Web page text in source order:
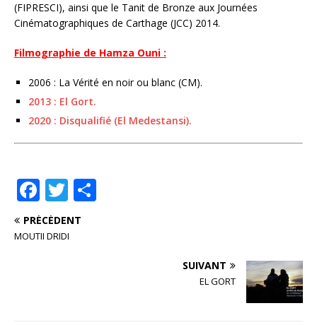
(FIPRESCI), ainsi que le Tanit de Bronze aux Journées
Cinématographiques de Carthage (JCC) 2014.
Filmographie de Hamza Ouni :
2006 : La Vérité en noir ou blanc (CM).
2013 : El Gort.
2020 : Disqualifié (El Medestansi).
F
a
c
T
w
it
PRÉCÉDENT
MOUTII DRIDI
SUIVANT
EL GORT